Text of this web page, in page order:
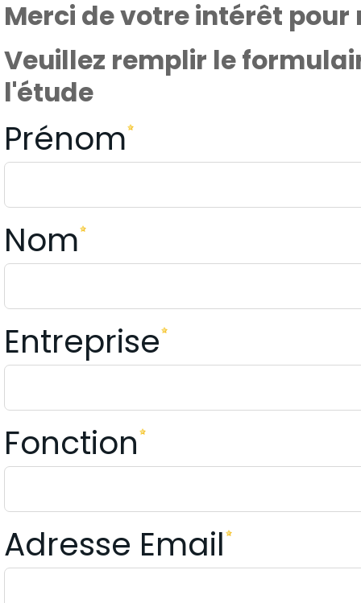
Merci de votre intérêt pour
Veuillez remplir le
l'étude
Prénom
Nom
Entreprise
Fonction
Adresse Email